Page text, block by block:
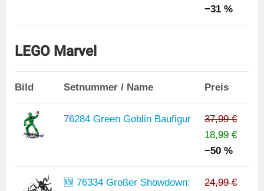
−31 %
LEGO Marvel
Bild Setnummer / Name Preis
76284 Green Goblin Baufigur
37,99 €
18,99 €
−50 %
🆕 76334 Großer Showdown: 24,99 €